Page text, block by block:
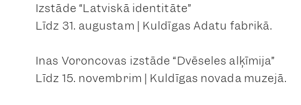
Izstāde “Latviskā identitāte”
Līdz 31. augustam | Kuldīgas Adatu fabrikā.
Inas Voroncovas izstāde “Dvēseles alķīmija”
Līdz 15. novembrim | Kuldīgas novada muzejā.